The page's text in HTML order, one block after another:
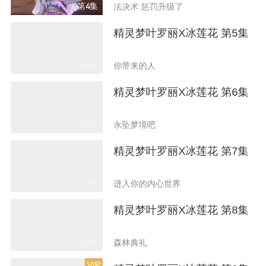
第4集 法决术 惩罚升级了
第5集
精灵梦叶罗丽X冰莲花 第5集
你带来的人
第6集
精灵梦叶罗丽X冰莲花 第6集
永坠梦境吧
第7集
精灵梦叶罗丽X冰莲花 第7集
进入你的内心世界
第8集
精灵梦叶罗丽X冰莲花 第8集
森林典礼